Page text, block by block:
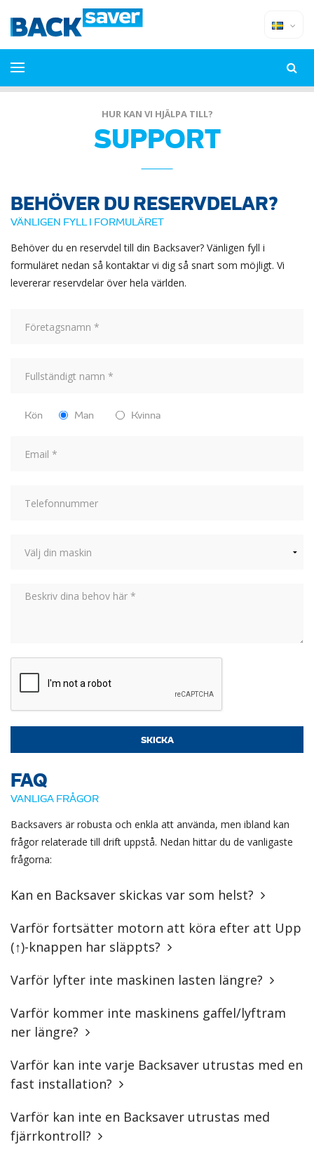
HUR KAN VI HJÄLPA TILL?
SUPPORT
BEHÖVER DU RESERVDELAR?
VÄNLIGEN FYLL I FORMULÄRET
Behöver du en reservdel till din Backsaver? Vänligen fyll i
formuläret nedan så kontaktar vi dig så snart som möjligt. Vi
levererar reservdelar över hela världen.
Kön Man Kvinna
FAQ
VANLIGA FRÅGOR
Backsavers är robusta och enkla att använda, men ibland kan
frågor relaterade till drift uppstå. Nedan hittar du de vanligaste
frågorna:
Kan en Backsaver skickas var som helst?
Varför fortsätter motorn att köra efter att Upp
(↑)-knappen har släppts?
Varför lyfter inte maskinen lasten längre?
Varför kommer inte maskinens gaffel/lyftram
ner längre?
Varför kan inte varje Backsaver utrustas med en
fast installation?
Varför kan inte en Backsaver utrustas med
fjärrkontroll?